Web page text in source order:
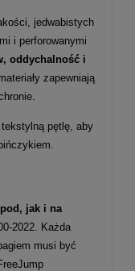
jedwabistych
i perforowanymi
oddychalność i
zapewniają
pętlę, aby
jak i na
2022. Każda
musi być